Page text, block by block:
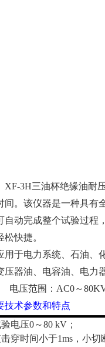
XF-3H三油杯绝缘油耐
间。该仪器是一种具有
自动完成整个试验过程
松快捷。
用于电力系统、石油、
压器油、电容油、电力
电压范围： AC0～
技术参数和特点
电压0～80 kV ；
穿时间小于1ms ，小